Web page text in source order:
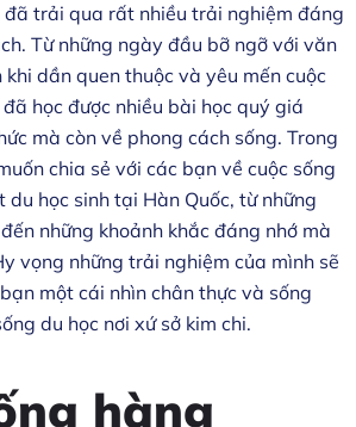
đã trải qua rất nhiều trải nghiệm đáng
Từ những ngày đầu bỡ ngỡ với văn
khi dần quen thuộc và yêu mến cuộc
học được nhiều bài học quý giá
mà còn về phong cách sống. Trong
chia sẻ với các bạn về cuộc sống
du học sinh tại Hàn Quốc, từ những
những khoảnh khắc đáng nhớ mà
vọng những trải nghiệm của mình sẽ
một cái nhìn chân thực và sống
du học nơi xứ sở kim chi.
hàng